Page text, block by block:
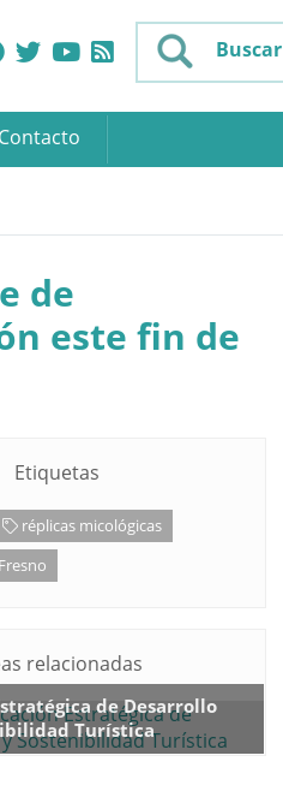
Buscar
Contacto
de
este fin de
Etiquetas
réplicas micológicas
relacionadas
de Desarrollo
Turística